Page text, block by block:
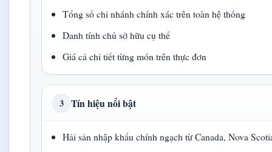
Tổng số chi nhánh chính xác trên toàn hệ thống
Danh tính chủ sở hữu cụ thể
Giá cả chi tiết từng món trên thực đơn
3 Tín hiệu nổi bật
Hải sản nhập khẩu chính ngạch từ Canada, Nova